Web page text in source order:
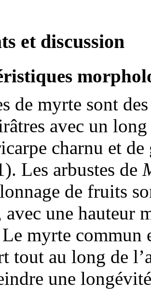
et discussion
de myrte sont
avec un
charnu et
Les arbustes de
de fruits
une hauteur
myrte commun
tout au long de
une